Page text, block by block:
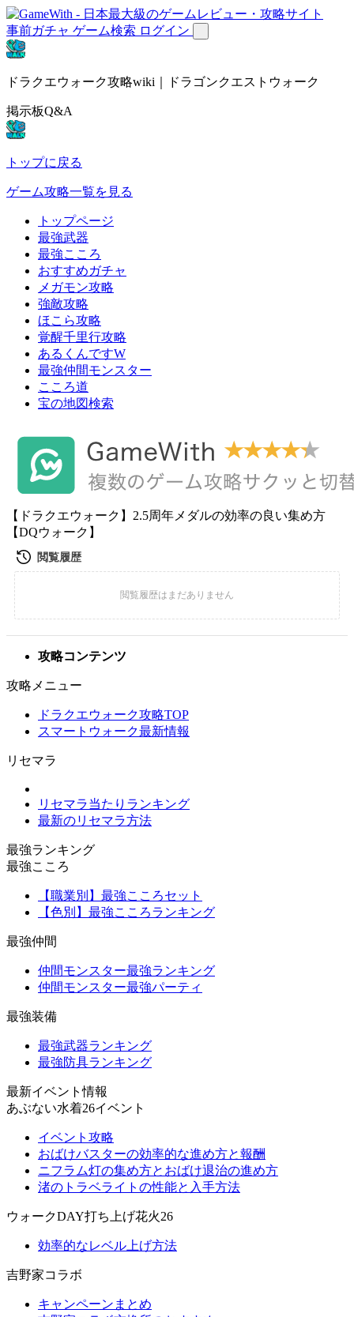
事前ガチャ ゲーム検索 ログイン
ドラクエウォーク攻略wiki｜ドラゴンクエストウォーク
掲示板Q&A
トップに戻る
ゲーム攻略一覧を見る
トップページ
最強武器
最強こころ
おすすめガチャ
メガモン攻略
強敵攻略
ほこら攻略
覚醒千里行攻略
あるくんですW
最強仲間モンスター
こころ道
宝の地図検索
【ドラクエウォーク】2.5周年メダルの効率の良い集め方
【DQウォーク】
攻略コンテンツ
攻略メニュー
ドラクエウォーク攻略TOP
スマートウォーク最新情報
リセマラ
リセマラ当たりランキング
最新のリセマラ方法
最強ランキング
最強こころ
【職業別】最強こころセット
【色別】最強こころランキング
最強仲間
仲間モンスター最強ランキング
仲間モンスター最強パーティ
最強装備
最強武器ランキング
最強防具ランキング
最新イベント情報
あぶない水着26イベント
イベント攻略
おばけバスターの効率的な進め方と報酬
ニフラム灯の集め方とおばけ退治の進め方
渚のトラベライトの性能と入手方法
ウォークDAY打ち上げ花火26
効率的なレベル上げ方法
吉野家コラボ
キャンペーンまとめ